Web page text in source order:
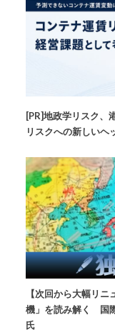
[PR]地政学リスク、
リスクへの新しいヘ
【次回から大幅リ
機」を読み解く 国
氏